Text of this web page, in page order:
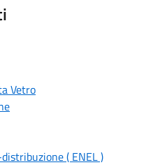
Vetro
( ENEL )